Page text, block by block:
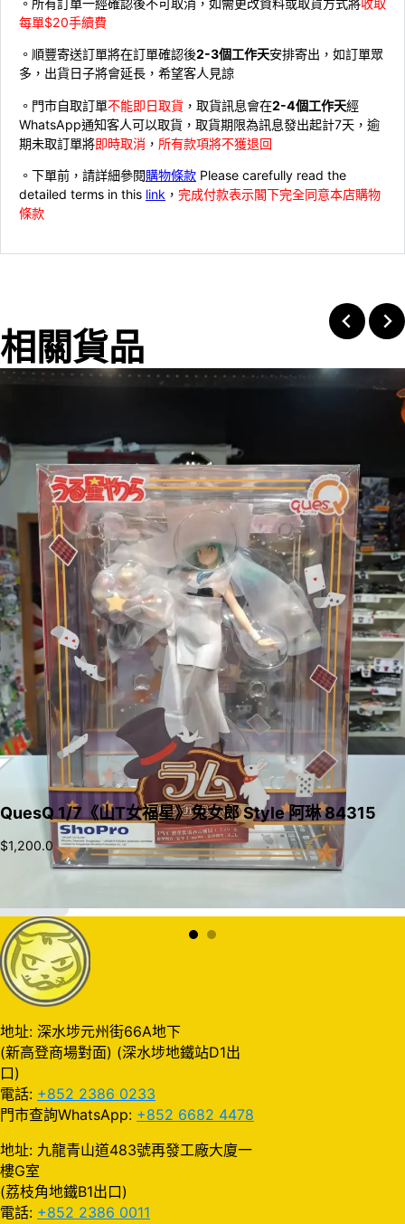
。所有訂單一經確認後不可取消，如需更改資料或取貨方式將收取
每單$20手續費
。順豐寄送訂單將在訂單確認後2-3個工作天安排寄出，如訂單眾
多，出貨日子將會延長，希望客人見諒
。門市自取訂單不能即日取貨 ，取貨訊息會在2-4個工作天經
WhatsApp通知客人可以取貨，取貨期限為訊息發出起計7天，逾
期未取訂單將即時取消 ， 所有款項將不獲退回
。下單前，請詳細參閱購物條款 Please carefully read the
detailed terms in this link ， 完成付款表示閣下完全同意本店購物
條款
相關貨品
QuesQ 1/7《山T女福星》兔女郎 Style 阿琳 84315
$1,200.0
地址: 深水埗元州街66A地下
(新高登商場對面) (深水埗地鐵站D1出
口)
電話: +852 2386 0233
門市查詢WhatsApp: +852 6682 4478
地址: 九龍青山道483號再發工廠大廈一
樓G室
(荔枝角地鐵B1出口)
電話: +852 2386 0011